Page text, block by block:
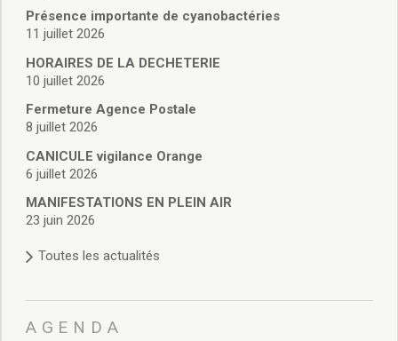
Services en ligne
Licences boissons
Cadastre
Actes d’état civil
Budget de Fonctionnement
Budget d’Investissement
Conseils municipaux
Règlement du conseil municipal
Délibérations 2025
Délibérations 2022
Présence importante de cyanobactéries
11 juillet 2026
HORAIRES DE LA DECHETERIE
10 juillet 2026
Fermeture Agence Postale
8 juillet 2026
CANICULE vigilance Orange
6 juillet 2026
MANIFESTATIONS EN PLEIN AIR
23 juin 2026
Toutes les actualités
AGENDA